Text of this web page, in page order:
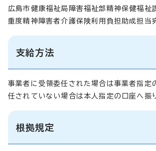
広島市健康福祉局障害福祉部精神保健福祉
重度精神障害者介護保険利用負担助成担当
支給方法
事業者に受領委任された場合は事業者指定
任されていない場合は本人指定の口座へ振り
根拠規定